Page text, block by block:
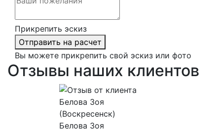
Прикрепить эскиз
Отправить на расчет
Вы можете прикрепить свой эскиз или фото
Отзывы наших клиентов
Белова Зоя